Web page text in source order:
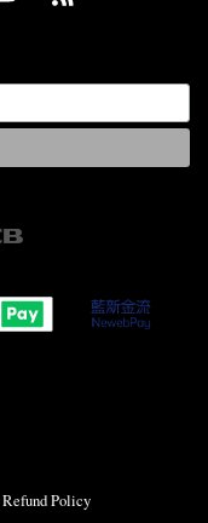
Refund Policy